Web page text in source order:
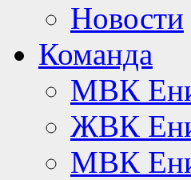
Новости
Команда
МВК
ЖВК
МВК